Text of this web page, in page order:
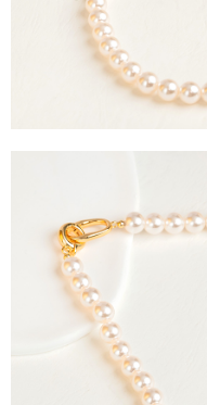
3.完整用戶服務條款，請詳閱以
【注意事項】
１．透過由恩沛科技股份有限
易，需依本服務之必要範圍內
權轉讓予恩沛科技股份有限公
３．未成年的使用者請事先徵
「AFTEE先享後付」，若未經
４．使用「AFTEE先享後付」
時審查核予不同之上限額度；
請求用戶進行身份認證。
５．嚴禁一人註冊多個帳號或
恩沛科技股份有限公司將有權
7-11取貨付款
每筆NT$60，滿NT$888(含
每筆NT$60，滿NT$888(含